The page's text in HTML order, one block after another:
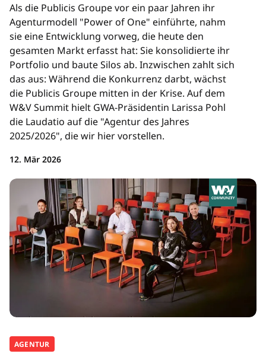
Als die Publicis Groupe vor ein paar Jahren ihr
Agenturmodell "Power of One" einführte, nahm
sie eine Entwicklung vorweg, die heute den
gesamten Markt erfasst hat: Sie konsolidierte ihr
Portfolio und baute Silos ab. Inzwischen zahlt sich
das aus: Während die Konkurrenz darbt, wächst
die Publicis Groupe mitten in der Krise. Auf dem
W&V Summit hielt GWA-Präsidentin Larissa Pohl
die Laudatio auf die "Agentur des Jahres
2025/2026", die wir hier vorstellen.
12. Mär 2026
AGENTUR